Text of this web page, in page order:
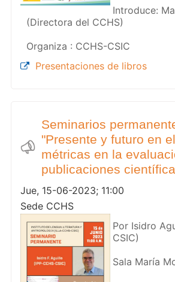
Introduce:
(Directora del CCHS)
Organiza : CCHS-CSIC
Presentaciones de libros
Seminarios
"Presente y futuro en
métricas en la
publicaciones
Jue, 15-06-2023; 11:00
Sede CCHS
Por Isidro
CSIC)
Sala María